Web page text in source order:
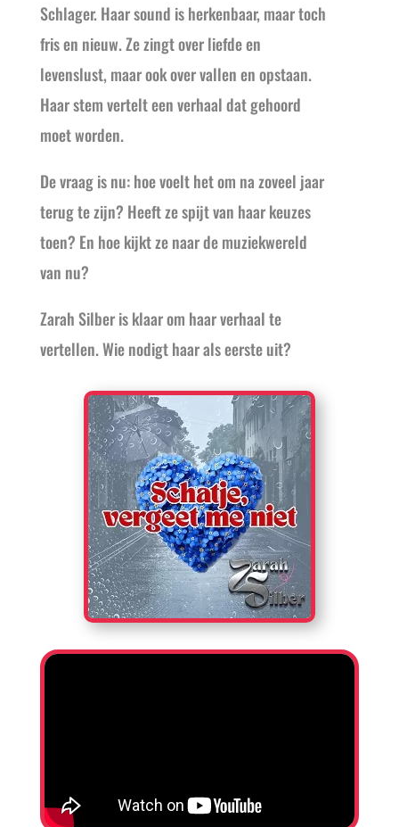
Schlager. Haar sound is herkenbaar, maar toch
fris en nieuw. Ze zingt over liefde en
levenslust, maar ook over vallen en opstaan.
Haar stem vertelt een verhaal dat gehoord
moet worden.
De vraag is nu: hoe voelt het om na zoveel jaar
terug te zijn? Heeft ze spijt van haar keuzes
toen? En hoe kijkt ze naar de muziekwereld
van nu?
Zarah Silber is klaar om haar verhaal te
vertellen. Wie nodigt haar als eerste uit?